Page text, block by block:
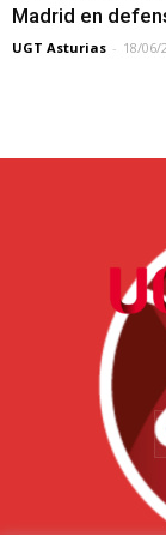
Madrid en
UGT Asturias - 18/06/